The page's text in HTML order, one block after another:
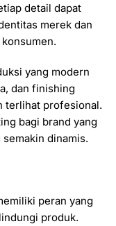
detail dapat
merek dan
yang modern
dan finishing
terlihat profesional.
bagi brand yang
dinamis.
peran yang
produk.